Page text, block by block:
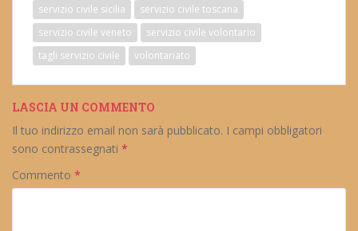
servizio civile sicilia
servizio civile toscana
servizio civile veneto
servizio civile volontario
tagli servizio civile
volontariato
LASCIA UN COMMENTO
Il tuo indirizzo email non sarà pubblicato. I campi obbligatori
sono contrassegnati *
Commento *